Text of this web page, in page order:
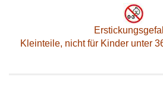
Kleinteile, nicht für Kinder unter